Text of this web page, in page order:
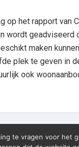
op het rapport van
wordt
maken
plek te geven in
ook
te vragen voor het